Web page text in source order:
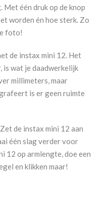
één druk op de knop
worden én hoe sterk. Zo
foto!
de instax mini 12. Het
is wat je daadwerkelijk
millimeters, maar
is er geen ruimte
de instax mini 12 aan
één slag verder voor
12 op armlengte, doe een
en klikken maar!